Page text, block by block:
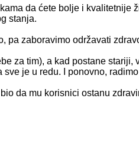
da ćete bolje i
stanja.
pa zaboravimo održavati
za tim), a kad postane
je u redu. I ponovno,
da mu korisnici ostanu